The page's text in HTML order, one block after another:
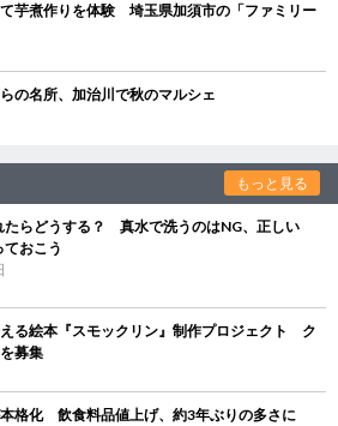
芋煮作りを体験 埼玉県加須市の「ファミリー
の名所、加治川で秋のマルシェ
もっと見る
たらどうする？ 真水で洗うのはNG、正しい
おこう
る絵本『スモックリン』制作プロジェクト ク
募集
本格化 飲食料品値上げ、約3年ぶりの多さに